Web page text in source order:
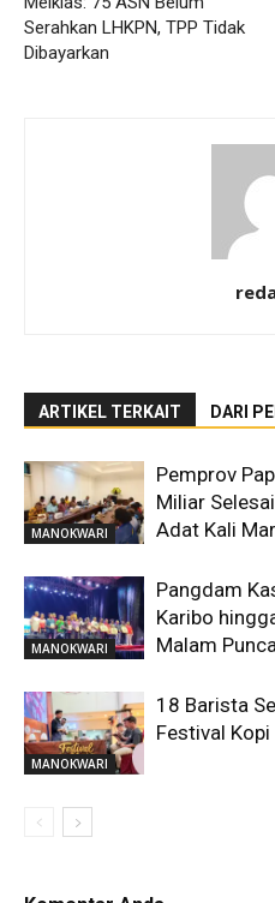
Serahkan LHKPN, TPP Tidak
Dibayarkan
ARTIKEL TERKAIT DARI
MANOKWARI
Pemprov
Miliar
Adat Kali
MANOKWARI
Pangdam
Karibo
Malam
MANOKWARI
18 Barista
Festival